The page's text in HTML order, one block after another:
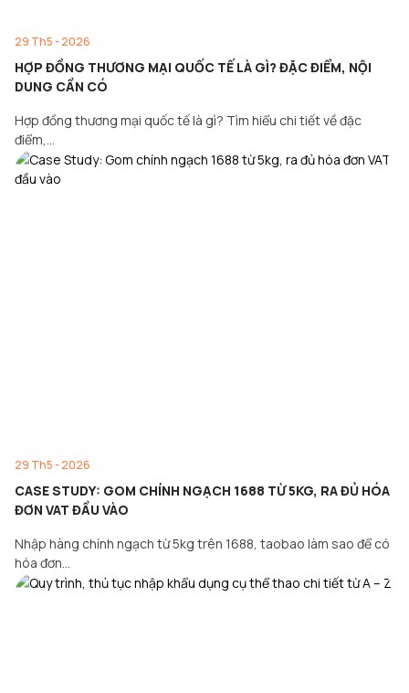
29 Th5 - 2026
HỢP ĐỒNG THƯƠNG MẠI QUỐC TẾ LÀ GÌ? ĐẶC ĐIỂM, NỘI
DUNG CẦN CÓ
Hợp đồng thương mại quốc tế là gì? Tìm hiểu chi tiết về đặc
điểm,…
29 Th5 - 2026
CASE STUDY: GOM CHÍNH NGẠCH 1688 TỪ 5KG, RA ĐỦ HÓA
ĐƠN VAT ĐẦU VÀO
Nhập hàng chính ngạch từ 5kg trên 1688, taobao làm sao để có
hóa đơn…